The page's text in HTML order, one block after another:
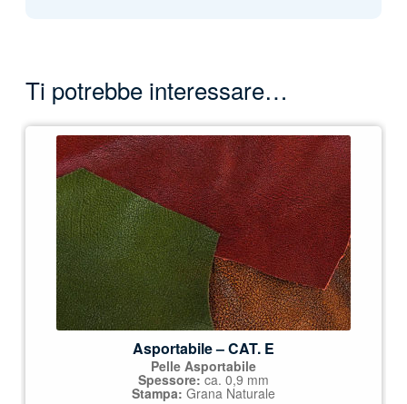
Ti potrebbe interessare…
Asportabile – CAT. E
Pelle Asportabile
Spessore:ca. 0,9 mm
Stampa: Grana Naturale